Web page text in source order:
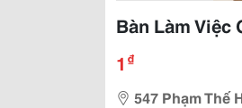
Bàn Làm Việc
1 ₫
547 Phạm Thế